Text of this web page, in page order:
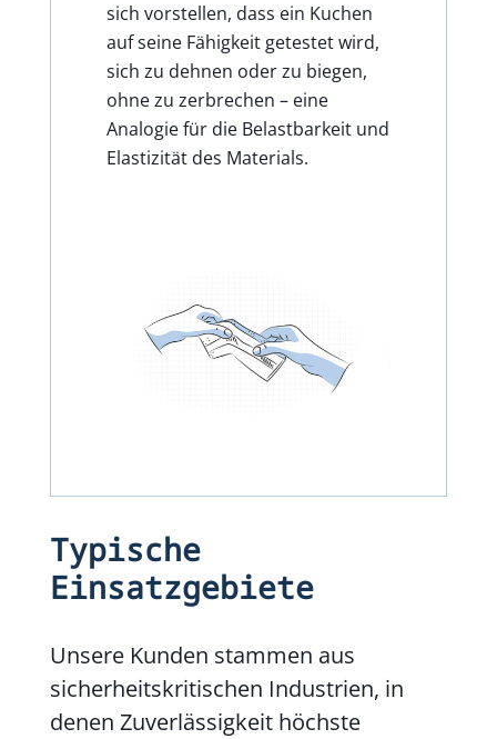
sich vorstellen, dass ein Kuchen
auf seine Fähigkeit getestet wird,
sich zu dehnen oder zu biegen,
ohne zu zerbrechen – eine
Analogie für die Belastbarkeit und
Elastizität des Materials.
Typische
Einsatzgebiete
Unsere Kunden stammen aus
sicherheitskritischen Industrien, in
denen Zuverlässigkeit höchste